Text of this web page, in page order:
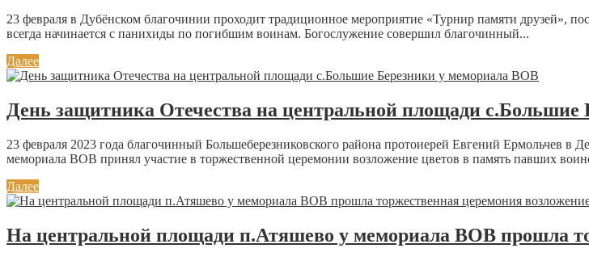
23 февраля в Дубёнском благочинии проходит традиционное мероприятие «Турнир памяти друзей»,
всегда начинается с панихиды по погибшим воинам. Богослужение совершил благочинный...
Далее
День защитника Отечества на центральной площади
23 февраля 2023 года благочинный Большеберезниковского района протоиерей Евгений Ермольчев в
мемориала ВОВ принял участие в торжественной церемонии возложение цветов в память павших
Далее
На центральной площади п.Атяшево у мемориала ВОВ прошла